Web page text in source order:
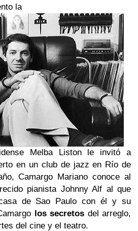
la
Melba Listonle invitó a
en un club de jazz en Río de
Camargo Mariano conoce al
pianista Johnny Alf al que
de Sao Paulo con él y su
los secretos del arreglo,
del cine y el teatro.